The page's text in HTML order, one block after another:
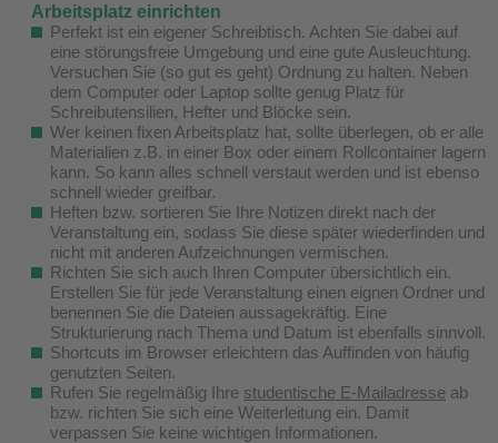
Arbeitsplatz einrichten
Perfekt ist ein eigener Schreibtisch. Achten Sie dabei auf
eine störungsfreie Umgebung und eine gute Ausleuchtung.
Versuchen Sie (so gut es geht) Ordnung zu halten. Neben
dem Computer oder Laptop sollte genug Platz für
Schreibutensilien, Hefter und Blöcke sein.
Wer keinen fixen Arbeitsplatz hat, sollte überlegen, ob er alle
Materialien z.B. in einer Box oder einem Rollcontainer lagern
kann. So kann alles schnell verstaut werden und ist ebenso
schnell wieder greifbar.
Heften bzw. sortieren Sie Ihre Notizen direkt nach der
Veranstaltung ein, sodass Sie diese später wiederfinden und
nicht mit anderen Aufzeichnungen vermischen.
Richten Sie sich auch Ihren Computer übersichtlich ein.
Erstellen Sie für jede Veranstaltung einen eignen Ordner und
benennen Sie die Dateien aussagekräftig. Eine
Strukturierung nach Thema und Datum ist ebenfalls sinnvoll.
Shortcuts im Browser erleichtern das Auffinden von häufig
genutzten Seiten.
Rufen Sie regelmäßig Ihre studentische E-Mailadresse ab
bzw. richten Sie sich eine Weiterleitung ein. Damit
verpassen Sie keine wichtigen Informationen.